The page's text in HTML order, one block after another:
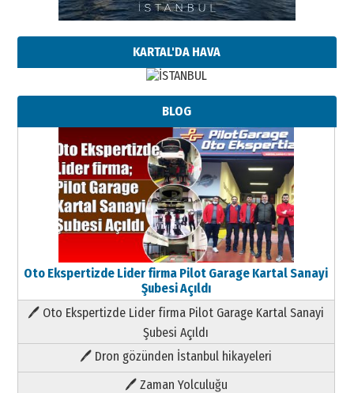
KARTAL'DA HAVA
BLOG
Oto Ekspertizde Lider firma Pilot Garage Kartal Sanayi
Şubesi Açıldı
🖊 Oto Ekspertizde Lider firma Pilot Garage Kartal Sanayi
Şubesi Açıldı
🖊 Dron gözünden İstanbul hikayeleri
🖊 Zaman Yolculuğu